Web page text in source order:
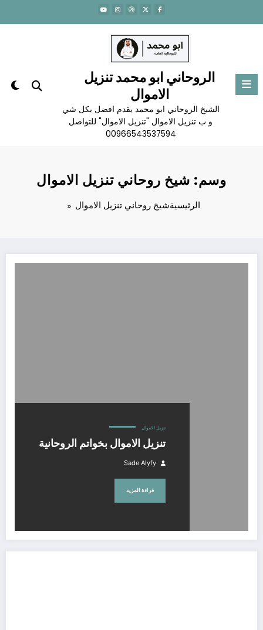
المحتوى
الروحاني ابو محمد تنزيل
الاموال
الشيخ الروحاني ابو محمد يقدم افضل بكل شي
و ب تنزيل الاموال "تنزيل الاموال" للتواصل
00966543537594
وسم: شيخ روحاني تنزيل الاموال
الرئيسيةشيخ روحاني تنزيل الاموال
تنزيل الاموال
تنزيل الاموال بخواتم الروحانية
Sade Alyfy
قراءة المزيد